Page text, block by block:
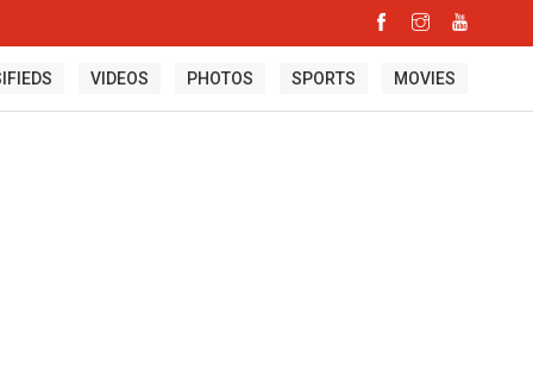
VIDEOS PHOTOS SPORTS MOVIES